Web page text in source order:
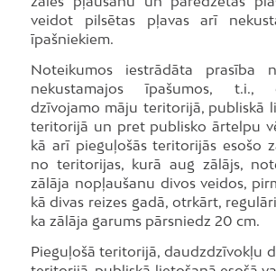
veidot pilsētas pļavas arī
īpašniekiem.
Noteikumos iestrādāta prasība
nekustamajos īpašumos, t.i.,
dzīvojamo māju teritorijā, publiskā
teritorijā un pret publisko ārtelpu
kā arī pieguļošās teritorijās esošo
no teritorijas, kurā aug zālājs,
zālāja nopļaušanu divos veidos,
kā divas reizes gadā, otrkārt,
ka zālāja garums pārsniedz 20 cm.
Pieguļošā teritorijā, daudzdzīvokļu